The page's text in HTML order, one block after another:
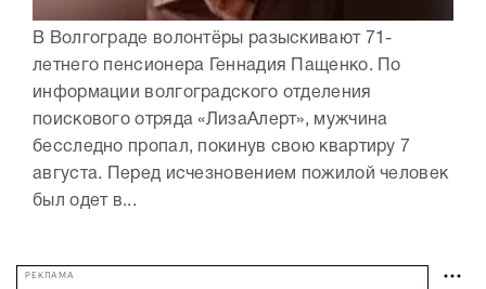
В Волгограде волонтёры разыскивают 71-
летнего пенсионера Геннадия Пащенко. По
информации волгоградского отделения
поискового отряда «ЛизаАлерт», мужчина
бесследно пропал, покинув свою квартиру 7
августа. Перед исчезновением пожилой человек
был одет в...
РЕКЛАМА